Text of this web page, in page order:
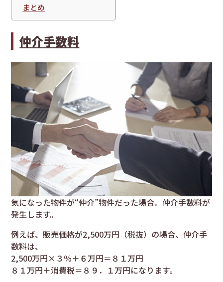
まとめ
仲介手数料
気になった物件が“仲介”物件だった場合。仲介手数料が
発生します。
例えば、販売価格が2,500万円（税抜）の場合、仲介手
数料は、
2,500万円×３％＋６万円＝８１万円
８１万円＋消費税＝８９．１万円になります。